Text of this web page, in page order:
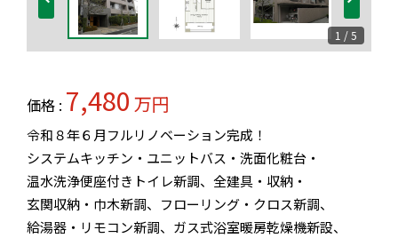
1 / 5
価格 : 7,480 万円
令和８年６月フルリノベーション完成！
システムキッチン・ユニットバス・洗面化粧台・
温水洗浄便座付きトイレ新調、全建具・収納・
玄関収納・巾木新調、フローリング・クロス新調、
給湯器・リモコン新調、ガス式浴室暖房乾燥機新設、